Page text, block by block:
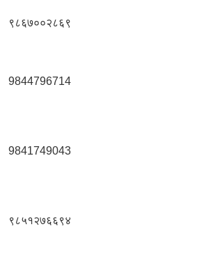
९८६७००२८६९
9844796714
9841749043
९८५१२७६६९४